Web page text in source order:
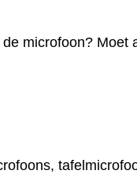
microfoon? Moet